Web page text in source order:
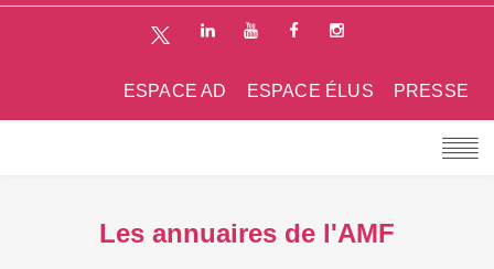
PRESSE
ESPACE ÉLUS
ESPACE AD
Les annuaires de l'AMF